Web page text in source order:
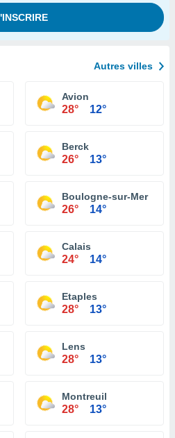
Autres villes
Avion
28° 12°
Berck
26° 13°
Boulogne-sur-Mer
26° 14°
Calais
24° 14°
Etaples
28° 13°
Lens
28° 13°
Montreuil
28° 13°